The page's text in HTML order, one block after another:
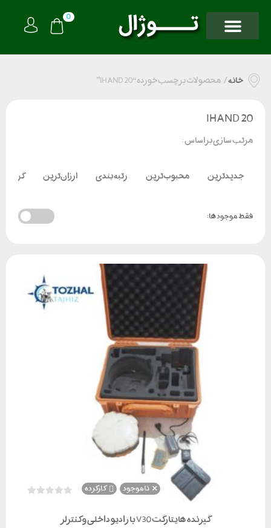
0
خانه/ محصولات برچسب خورده “IHAND 20”
IHAND 20
مرتب سازی بر اساس :
جدیدترین محبوب‌ترین رتبه بندی ارزان‌ترین
فقط موجود ها:
ناموجود کارکرده
گیرنده هایتارگت V30 با رادیو داخلی و کنترلر